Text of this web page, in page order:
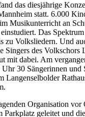
das diesjährige
statt. 6.000
Musikunterricht an
Das
zu Volksliedern. Und
Singers des Volkschors
mit dabei. Am
30 Sängerinnen und
Langenselbolder
Organisation
Parkplatz geleitet und